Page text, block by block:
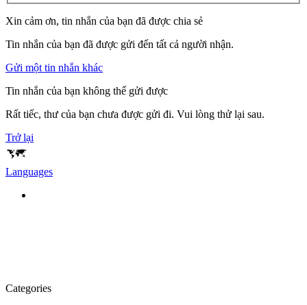
Xin cảm ơn, tin nhắn của bạn đã được chia sẻ
Tin nhắn của bạn đã được gửi đến tất cả người nhận.
Gửi một tin nhắn khác
Tin nhắn của bạn không thể gửi được
Rất tiếc, thư của bạn chưa được gửi đi. Vui lòng thử lại sau.
Trở lại
Languages
Categories